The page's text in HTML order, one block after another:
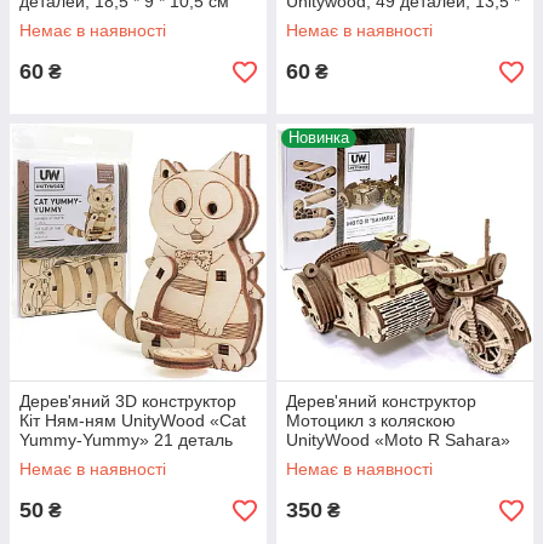
(UW-006)
Немає в наявності
60 ₴
9 * 4,5 см (UW-003)
Немає в наявності
60 ₴
Дерев'яний 3D конструктор
Кіт Ням-ням UnityWood «Cat
Yummy-Yummy» 21 деталь
8*8*4 см (UW-009)
Немає в наявності
50 ₴
Новинка
Дерев'яний конструктор
Мотоцикл з коляскою
UnityWood «Moto R Sahara»
3D пазл 129 деталей 17*13*8
см (UW-005)
Немає в наявності
350 ₴